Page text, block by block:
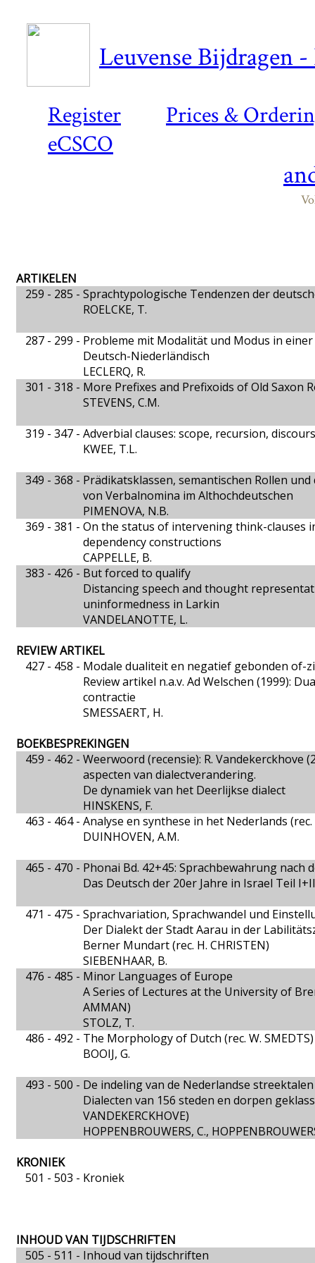
Register
Prices &
eCSCO
Leuvense Bijdragen
ARTIKELEN
259 - 285 - Sprachtypologische Tendenzen der
ROELCKE, T.
287 - 299 - Probleme mit Modalität und Modus in
Deutsch-Niederländisch
LECLERQ, R.
301 - 318 - More Prefixes and Prefixoids of Old Saxon
STEVENS, C.M.
319 - 347 - Adverbial clauses: scope, recursion,
KWEE, T.L.
349 - 368 - Prädikatsklassen, semantischen Rollen
von Verbalnomina im Althochdeutschen
PIMENOVA, N.B.
369 - 381 - On the status of intervening think-clauses
dependency constructions
CAPPELLE, B.
383 - 426 - But forced to qualify
Distancing speech and thought
uninformedness in Larkin
VANDELANOTTE, L.
REVIEW ARTIKEL
427 - 458 - Modale dualiteit en negatief gebonden of-
Review artikel n.a.v. Ad Welschen (1999):
contractie
SMESSAERT, H.
BOEKBESPREKINGEN
459 - 462 - Weerwoord (recensie): R. Vandekerckhove
aspecten van dialectverandering.
De dynamiek van het Deerlijkse dialect
HINSKENS, F.
463 - 464 - Analyse en synthese in het Nederlands (rec.
DUINHOVEN, A.M.
465 - 470 - Phonai Bd. 42+45: Sprachbewahrung nach
Das Deutsch der 20er Jahre in Israel Teil I+II
471 - 475 - Sprachvariation, Sprachwandel und
Der Dialekt der Stadt Aarau in der
Berner Mundart (rec. H. CHRISTEN)
SIEBENHAAR, B.
476 - 485 - Minor Languages of Europe
A Series of Lectures at the University of
AMMAN)
STOLZ, T.
486 - 492 - The Morphology of Dutch (rec. W. SMEDTS)
BOOIJ, G.
493 - 500 - De indeling van de Nederlandse streektalen
Dialecten van 156 steden en dorpen
VANDEKERCKHOVE)
HOPPENBROUWERS, C.,
KRONIEK
501 - 503 - Kroniek
INHOUD VAN TIJDSCHRIFTEN
505 - 511 - Inhoud van tijdschriften